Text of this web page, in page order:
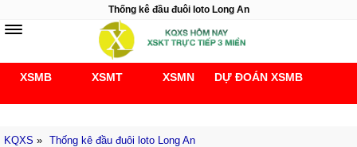
Thống kê đầu đuôi loto Long An
XSMB XSMT XSMN DỰ ĐOÁN XSMB
KQXS » Thống kê đầu đuôi loto Long An